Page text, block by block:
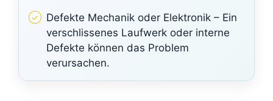
Defekte Mechanik oder Elektronik – Ein
verschlissenes Laufwerk oder interne
Defekte können das Problem
verursachen.